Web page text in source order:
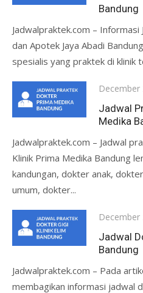
Bandung
Jadwalpraktek.com –
dan Apotek Jaya Abadi
spesialis yang praktek di klinik
Posted
on
December
Jadwal
Medika
Jadwalpraktek.com – Jadwal
Klinik Prima Medika Bandung
kandungan, dokter anak,
umum, dokter...
Posted
on
December
Jadwal
Bandung
Jadwalpraktek.com – Pada
membagikan informasi jadwal